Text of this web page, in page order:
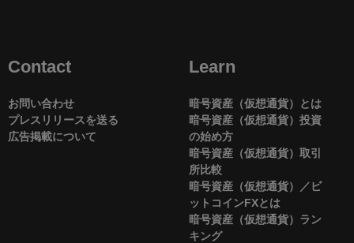
Contact
お問い合わせ
プレスリリースを送る
広告掲載について
Learn
暗号資産（仮想通貨）とは
暗号資産（仮想通貨）投資
の始め方
暗号資産（仮想通貨）取引
所比較
暗号資産（仮想通貨）／ビ
ットコインFXとは
暗号資産（仮想通貨）ラン
キング